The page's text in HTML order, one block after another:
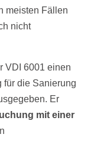
meisten Fällen
nicht
VDI 6001 einen
für die Sanierung
Er
mit einer